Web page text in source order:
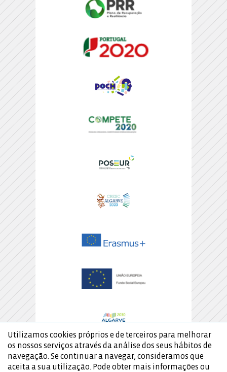
Utilizamos cookies próprios e de terceiros para melhorar
os nossos serviços através da análise dos seus hábitos de
navegação. Se continuar a navegar, consideramos que
aceita a sua utilização. Pode obter mais informações ou